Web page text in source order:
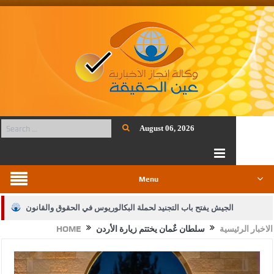
August 06, 2026
Menu
الجيش يفتح باب التجنيد لحملة البكالوريوس في الحقوق والقانون
بيان اجتماع عمّان:دعم الوصاية الهاشمية التاريخية على المقدسات
الإسلامية والمسيحية
HOME الاخبار الرئيسية سلطان عٌمان يختتم زيارة الأردن